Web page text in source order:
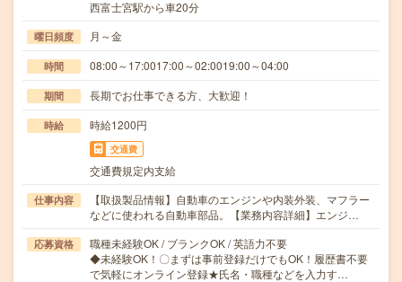
西富士宮駅から車20分
曜日頻度 月～金
時間 08:00～17:0017:00～02:0019:00～04:00
期間 長期でお仕事できる方、大歓迎！
時給 時給1200円
交通費
交通費規定内支給
仕事内容
【取扱製品情報】自動車のエンジンや内装外装、マフラー
などに使われる自動車部品。【業務内容詳細】エンジ…
応募資格
職種未経験OK / ブランクOK / 英語力不要
◆未経験OK！〇まずは事前登録だけでもOK！履歴書不要
で気軽にオンライン登録★氏名・職種などを入力す…